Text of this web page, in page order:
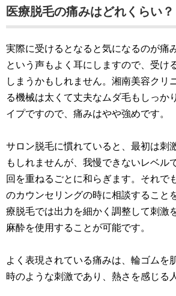
医療脱毛の痛みはどれくらい？
実際に受けるとなると気になるのが痛
という声もよく耳にしますので、受け
しまうかもしれません。湘南美容クリ
る機械は太くて丈夫なムダ毛もしっか
イプですので、痛みはやや強めです。
サロン脱毛に慣れていると、最初は刺
もしれませんが、我慢できないレベル
回を重ねるごとに和らぎます。それで
のカウンセリングの時に相談すること
療脱毛では出力を細かく調整して刺激
麻酔を使用することが可能です。
よく表現されている痛みは、輪ゴムを
時のような刺激であり、熱さを感じる